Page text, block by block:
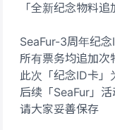
「全新纪念物料追
SeaFur-3周年纪念
所有票务均追加次
此次「纪念ID卡」
后续「SeaFur」
请大家妥善保存